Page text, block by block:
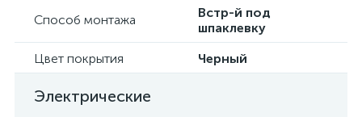
Способ монтажа
Встр-й под
шпаклевку
Цвет покрытия
Черный
Электрические